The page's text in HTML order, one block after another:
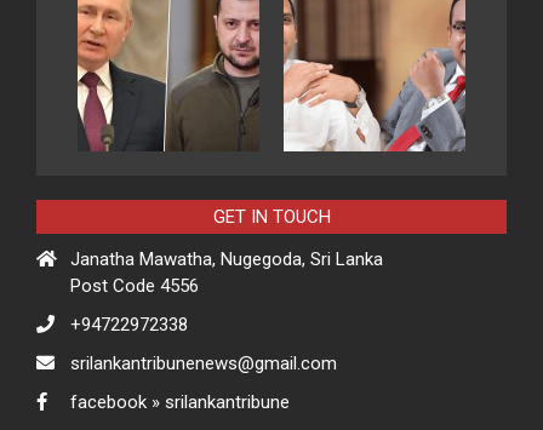
GET IN TOUCH
Janatha Mawatha, Nugegoda, Sri Lanka
Post Code 4556
+94722972338
srilankantribunenews@gmail.com
facebook » srilankantribune